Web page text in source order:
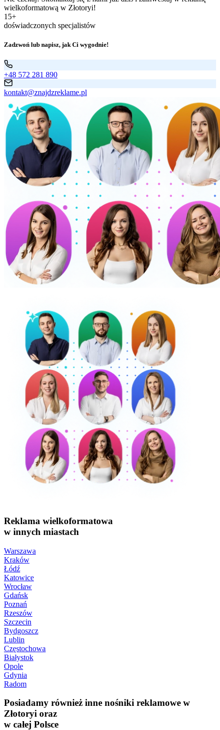
wielkoformatową w Złotoryi!
15+
doświadczonych specjalistów
Zadzwoń lub napisz, jak Ci wygodnie!
+48 572 281 890
kontakt@znajdzreklame.pl
Reklama wielkoformatowa
w innych miastach
Warszawa
Kraków
Łódź
Katowice
Wrocław
Gdańsk
Poznań
Rzeszów
Szczecin
Bydgoszcz
Lublin
Częstochowa
Białystok
Opole
Gdynia
Radom
Posiadamy również inne nośniki reklamowe w
Złotoryi oraz
w całej Polsce